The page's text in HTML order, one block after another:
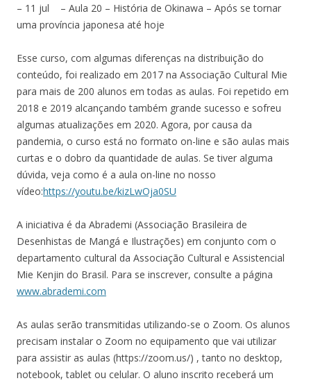
– 11 jul – Aula 20 – História de Okinawa – Após se tornar
uma província japonesa até hoje
Esse curso, com algumas diferenças na distribuição do
conteúdo, foi realizado em 2017 na Associação Cultural Mie
para mais de 200 alunos em todas as aulas. Foi repetido em
2018 e 2019 alcançando também grande sucesso e sofreu
algumas atualizações em 2020. Agora, por causa da
pandemia, o curso está no formato on-line e são aulas mais
curtas e o dobro da quantidade de aulas. Se tiver alguma
dúvida, veja como é a aula on-line no nosso
vídeo:https://youtu.be/kizLwOja0SU
A iniciativa é da Abrademi (Associação Brasileira de
Desenhistas de Mangá e Ilustrações) em conjunto com o
departamento cultural da Associação Cultural e Assistencial
Mie Kenjin do Brasil. Para se inscrever, consulte a página
www.abrademi.com
As aulas serão transmitidas utilizando-se o Zoom. Os alunos
precisam instalar o Zoom no equipamento que vai utilizar
para assistir as aulas (https://zoom.us/) , tanto no desktop,
notebook, tablet ou celular. O aluno inscrito receberá um